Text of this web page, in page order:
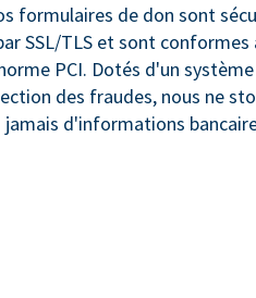
formulaires de don sont
SSL/TLS et sont conformes
PCI. Dotés d'un
des fraudes, nous ne
jamais d'informations